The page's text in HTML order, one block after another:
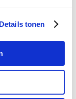
Details tonen
en